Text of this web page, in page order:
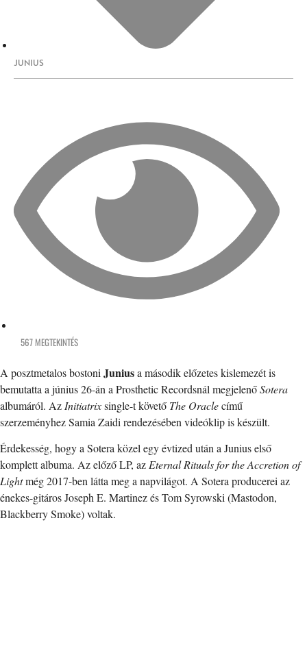
JUNIUS
567 MEGTEKINTÉS
A posztmetalos bostoni Juniusa második előzetes kislemezét is
bemutatta a június 26-án a Prosthetic Recordsnál megjelenőSotera
albumáról. Az Initiatrixsingle-t követő The Oraclecímű
szerzeményhez Samia Zaidi rendezésében videóklip is készült.
Érdekesség, hogy a Sotera közel egy évtized után a Junius első
komplett albuma. Az előző LP, az Eternal Rituals for the Accretion of
Lightmég 2017-ben látta meg a napvilágot. A Sotera producerei az
énekes-gitáros Joseph E. Martinez és Tom Syrowski (Mastodon,
Blackberry Smoke) voltak.